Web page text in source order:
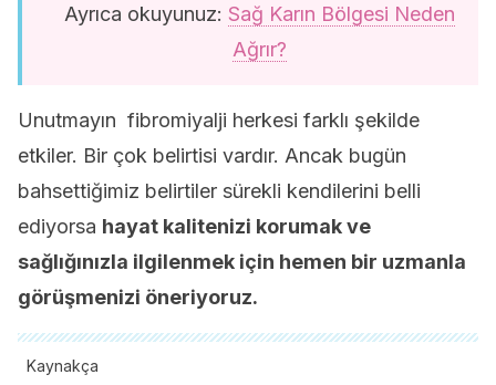
Ayrıca okuyunuz: Sağ Karın Bölgesi Neden
Ağrır?
Unutmayın fibromiyalji herkesi farklı şekilde
etkiler. Bir çok belirtisi vardır. Ancak bugün
bahsettiğimiz belirtiler sürekli kendilerini belli
ediyorsa hayat kalitenizi korumak ve
sağlığınızla ilgilenmek için hemen bir uzmanla
görüşmenizi öneriyoruz.
Kaynakça